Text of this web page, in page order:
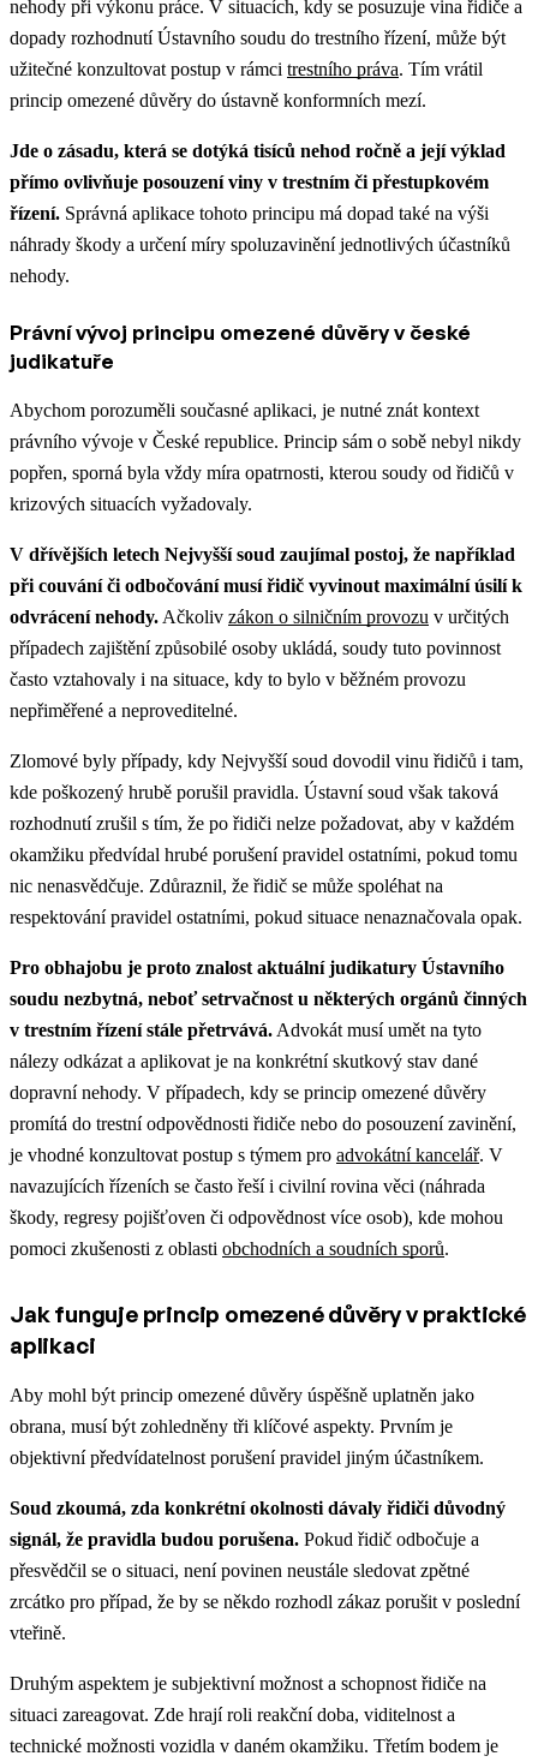
nehody při výkonu práce. V situacích, kdy se posuzuje vina řidiče a
dopady rozhodnutí Ústavního soudu do trestního řízení, může být
užitečné konzultovat postup v rámci trestního práva. Tím vrátil
princip omezené důvěry do ústavně konformních mezí.
Jde o zásadu, která se dotýká tisíců nehod ročně a její výklad
přímo ovlivňuje posouzení viny v trestním či přestupkovém
řízení. Správná aplikace tohoto principu má dopad také na výši
náhrady škody a určení míry spoluzavinění jednotlivých účastníků
nehody.
Právní vývoj principu omezené důvěry v české
judikatuře
Abychom porozuměli současné aplikaci, je nutné znát kontext
právního vývoje v České republice. Princip sám o sobě nebyl nikdy
popřen, sporná byla vždy míra opatrnosti, kterou soudy od řidičů v
krizových situacích vyžadovaly.
V dřívějších letech Nejvyšší soud zaujímal postoj, že například
při couvání či odbočování musí řidič vyvinout maximální úsilí k
odvrácení nehody. Ačkoliv zákon o silničním provozu v určitých
případech zajištění způsobilé osoby ukládá, soudy tuto povinnost
často vztahovaly i na situace, kdy to bylo v běžném provozu
nepřiměřené a neproveditelné.
Zlomové byly případy, kdy Nejvyšší soud dovodil vinu řidičů i tam,
kde poškozený hrubě porušil pravidla. Ústavní soud však taková
rozhodnutí zrušil s tím, že po řidiči nelze požadovat, aby v každém
okamžiku předvídal hrubé porušení pravidel ostatními, pokud tomu
nic nenasvědčuje. Zdůraznil, že řidič se může spoléhat na
respektování pravidel ostatními, pokud situace nenaznačovala opak.
Pro obhajobu je proto znalost aktuální judikatury Ústavního
soudu nezbytná, neboť setrvačnost u některých orgánů činných
v trestním řízení stále přetrvává. Advokát musí umět na tyto
nálezy odkázat a aplikovat je na konkrétní skutkový stav dané
dopravní nehody. V případech, kdy se princip omezené důvěry
promítá do trestní odpovědnosti řidiče nebo do posouzení zavinění,
je vhodné konzultovat postup s týmem pro advokátní kancelář. V
navazujících řízeních se často řeší i civilní rovina věci (náhrada
škody, regresy pojišťoven či odpovědnost více osob), kde mohou
pomoci zkušenosti z oblasti obchodních a soudních sporů.
Jak funguje princip omezené důvěry v praktické
aplikaci
Aby mohl být princip omezené důvěry úspěšně uplatněn jako
obrana, musí být zohledněny tři klíčové aspekty. Prvním je
objektivní předvídatelnost porušení pravidel jiným účastníkem.
Soud zkoumá, zda konkrétní okolnosti dávaly řidiči důvodný
signál, že pravidla budou porušena. Pokud řidič odbočuje a
přesvědčil se o situaci, není povinen neustále sledovat zpětné
zrcátko pro případ, že by se někdo rozhodl zákaz porušit v poslední
vteřině.
Druhým aspektem je subjektivní možnost a schopnost řidiče na
situaci zareagovat. Zde hrají roli reakční doba, viditelnost a
technické možnosti vozidla v daném okamžiku. Třetím bodem je